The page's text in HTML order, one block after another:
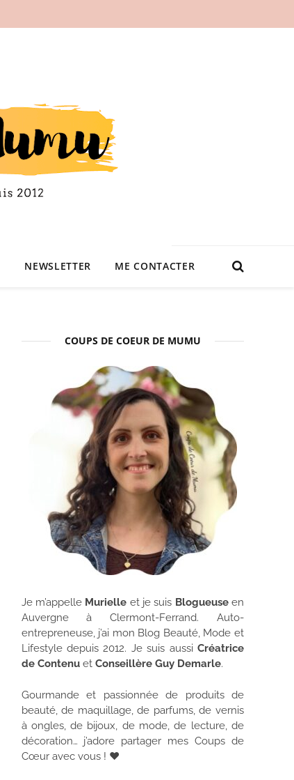
NEWSLETTER ME CONTACTER
COUPS DE COEUR DE MUMU
Je m’appelle Murielle et je suis Blogueuseen
Auvergne à Clermont-Ferrand. Auto-
entrepreneuse, j’ai mon Blog Beauté, Mode et
Lifestyle depuis 2012. Je suis aussi Créatrice
de Contenuet Conseillère Guy Demarle.
Gourmande et passionnée de produits de
beauté, de maquillage, de parfums, de vernis
à ongles, de bijoux, de mode, de lecture, de
décoration… j’adore partager mes Coups de
Cœur avec vous ! ♥